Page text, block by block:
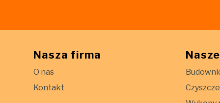
Nasza firma
O nas
Kontakt